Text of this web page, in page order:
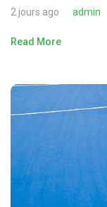
2 jours ago admin
Read More